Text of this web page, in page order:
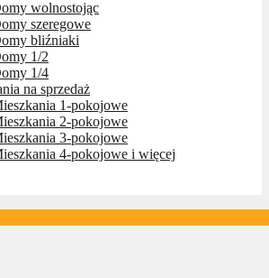
wolnostojąc
szeregowe
bliźniaki
1/2
1/4
na sprzedaż
1-pokojowe
2-pokojowe
3-pokojowe
4-pokojowe i więcej